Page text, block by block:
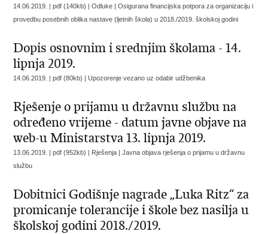
14.06.2019. | pdf (140kb) | Odluke |Osigurana financijska potpora za organizaciju i
provedbu posebnih oblika nastave (ljetnih škola) u 2018./2019. školskoj godini
Dopis osnovnim i srednjim školama - 14.
lipnja 2019.
14.06.2019. | pdf (80kb) |Upozorenje vezano uz odabir udžbenika
Rješenje o prijamu u državnu službu na
određeno vrijeme - datum javne objave na
web-u Ministarstva 13. lipnja 2019.
13.06.2019. | pdf (952kb) | Rješenja |Javna objava rješenja o prijamu u državnu
službu
Dobitnici Godišnje nagrade „Luka Ritz“ za
promicanje tolerancije i škole bez nasilja u
školskoj godini 2018./2019.